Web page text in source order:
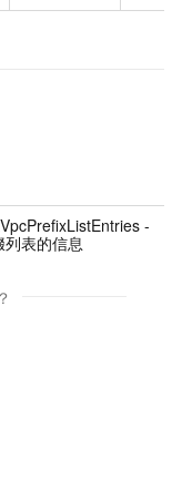
-
表的信息